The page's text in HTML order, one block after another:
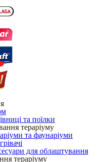
та поїлки
тераріуму
та фаунаріуми
для облаштування
тераріуму